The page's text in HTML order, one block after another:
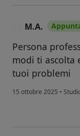
M.A.
Persona
modi ti ascolta
tuoi problemi
15 ottobre 2025 •